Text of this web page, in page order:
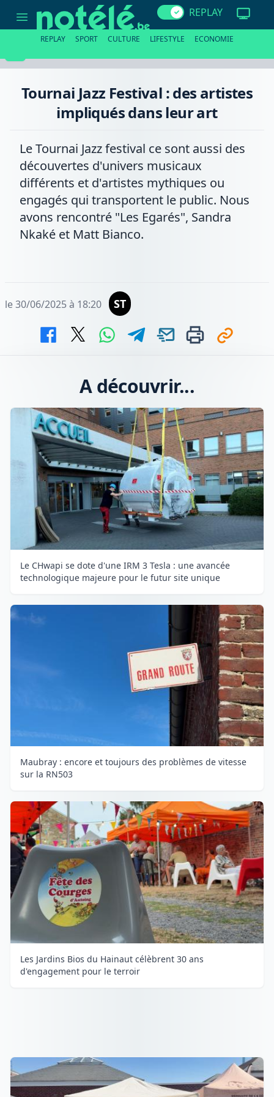
Festival
impliqués
REPLAY
REPLAY SPORT CULTURE LIFESTYLE ECONOMIE
Tournai Jazz Festival : des artistes
impliqués dans leur art
Le Tournai Jazz festival ce sont aussi des
découvertes d'univers musicaux
différents et d'artistes mythiques ou
engagés qui transportent le public. Nous
avons rencontré "Les Egarés", Sandra
Nkaké et Matt Bianco.
le 30/06/2025 à 18:20 ST
A découvrir...
Le CHwapi se dote d'une IRM 3 Tesla : une avancée
technologique majeure pour le futur site unique
Maubray : encore et toujours des problèmes de vitesse
sur la RN503
Les Jardins Bios du Hainaut célèbrent 30 ans
d'engagement pour le terroir